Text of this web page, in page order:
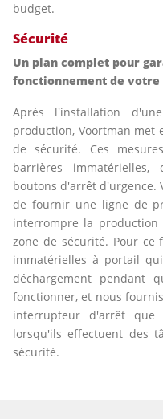
budget.
Sécurité
Un plan complet pour
fonctionnement de
Après l'installation
production, Voortman met
de sécurité. Ces
barrières
boutons d'arrêt d'urgence.
de fournir une ligne de
interrompre la
zone de sécurité. Pour ce
immatérielles à portail
déchargement pendant
fonctionner, et nous
interrupteur d'arrêt que
lorsqu'ils effectuent des
sécurité.